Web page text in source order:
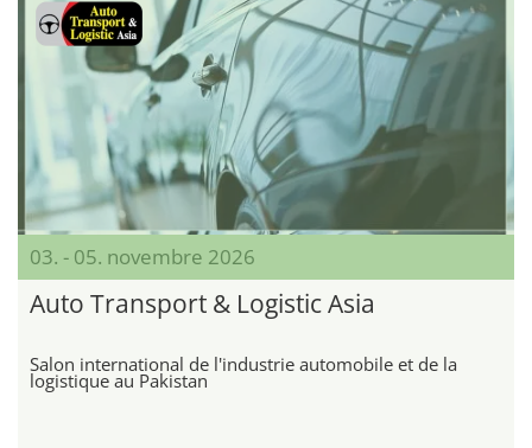
03. - 05. novembre 2026
Auto Transport & Logistic Asia
Salon international de l'industrie automobile et de la
logistique au Pakistan